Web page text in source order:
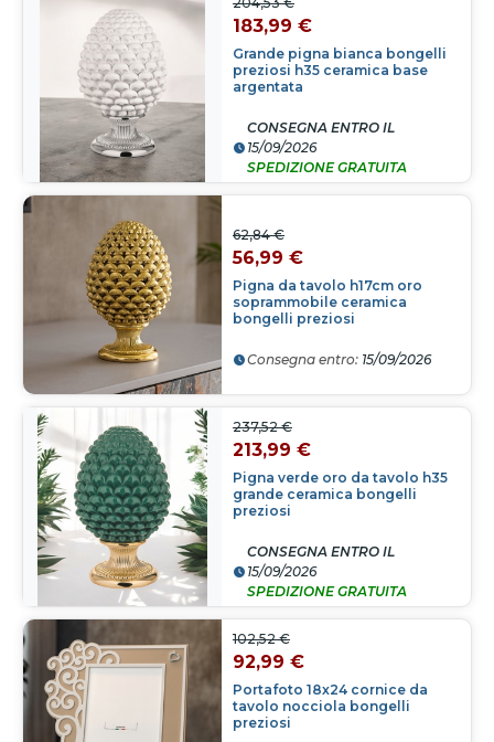
Grande pigna bianca bongelli
preziosi h35 ceramica base
argentata
183,99 €
CONSEGNA ENTRO IL
15/09/2026
SPEDIZIONE GRATUITA
Pigna da tavolo h17cm oro
soprammobile ceramica
bongelli preziosi
62,84 €
56,99 €
Consegna entro: 15/09/2026
Pigna verde oro da tavolo h35
grande ceramica bongelli
preziosi
237,52 €
213,99 €
CONSEGNA ENTRO IL
15/09/2026
SPEDIZIONE GRATUITA
Portafoto 18x24 cornice da
tavolo nocciola bongelli
preziosi
102,52 €
92,99 €